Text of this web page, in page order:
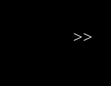
>>